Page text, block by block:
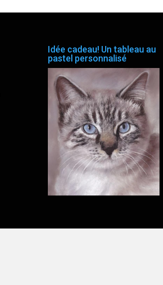
Idée cadeau! Un tableau au
pastel personnalisé